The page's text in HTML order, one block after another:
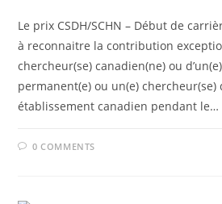
Le prix CSDH/SCHN – Début de
à reconnaitre la contribution
chercheur(se) canadien(ne) ou
permanent(e) ou un(e) chercheur(se)
établissement canadien pendant le…
0 COMMENTS